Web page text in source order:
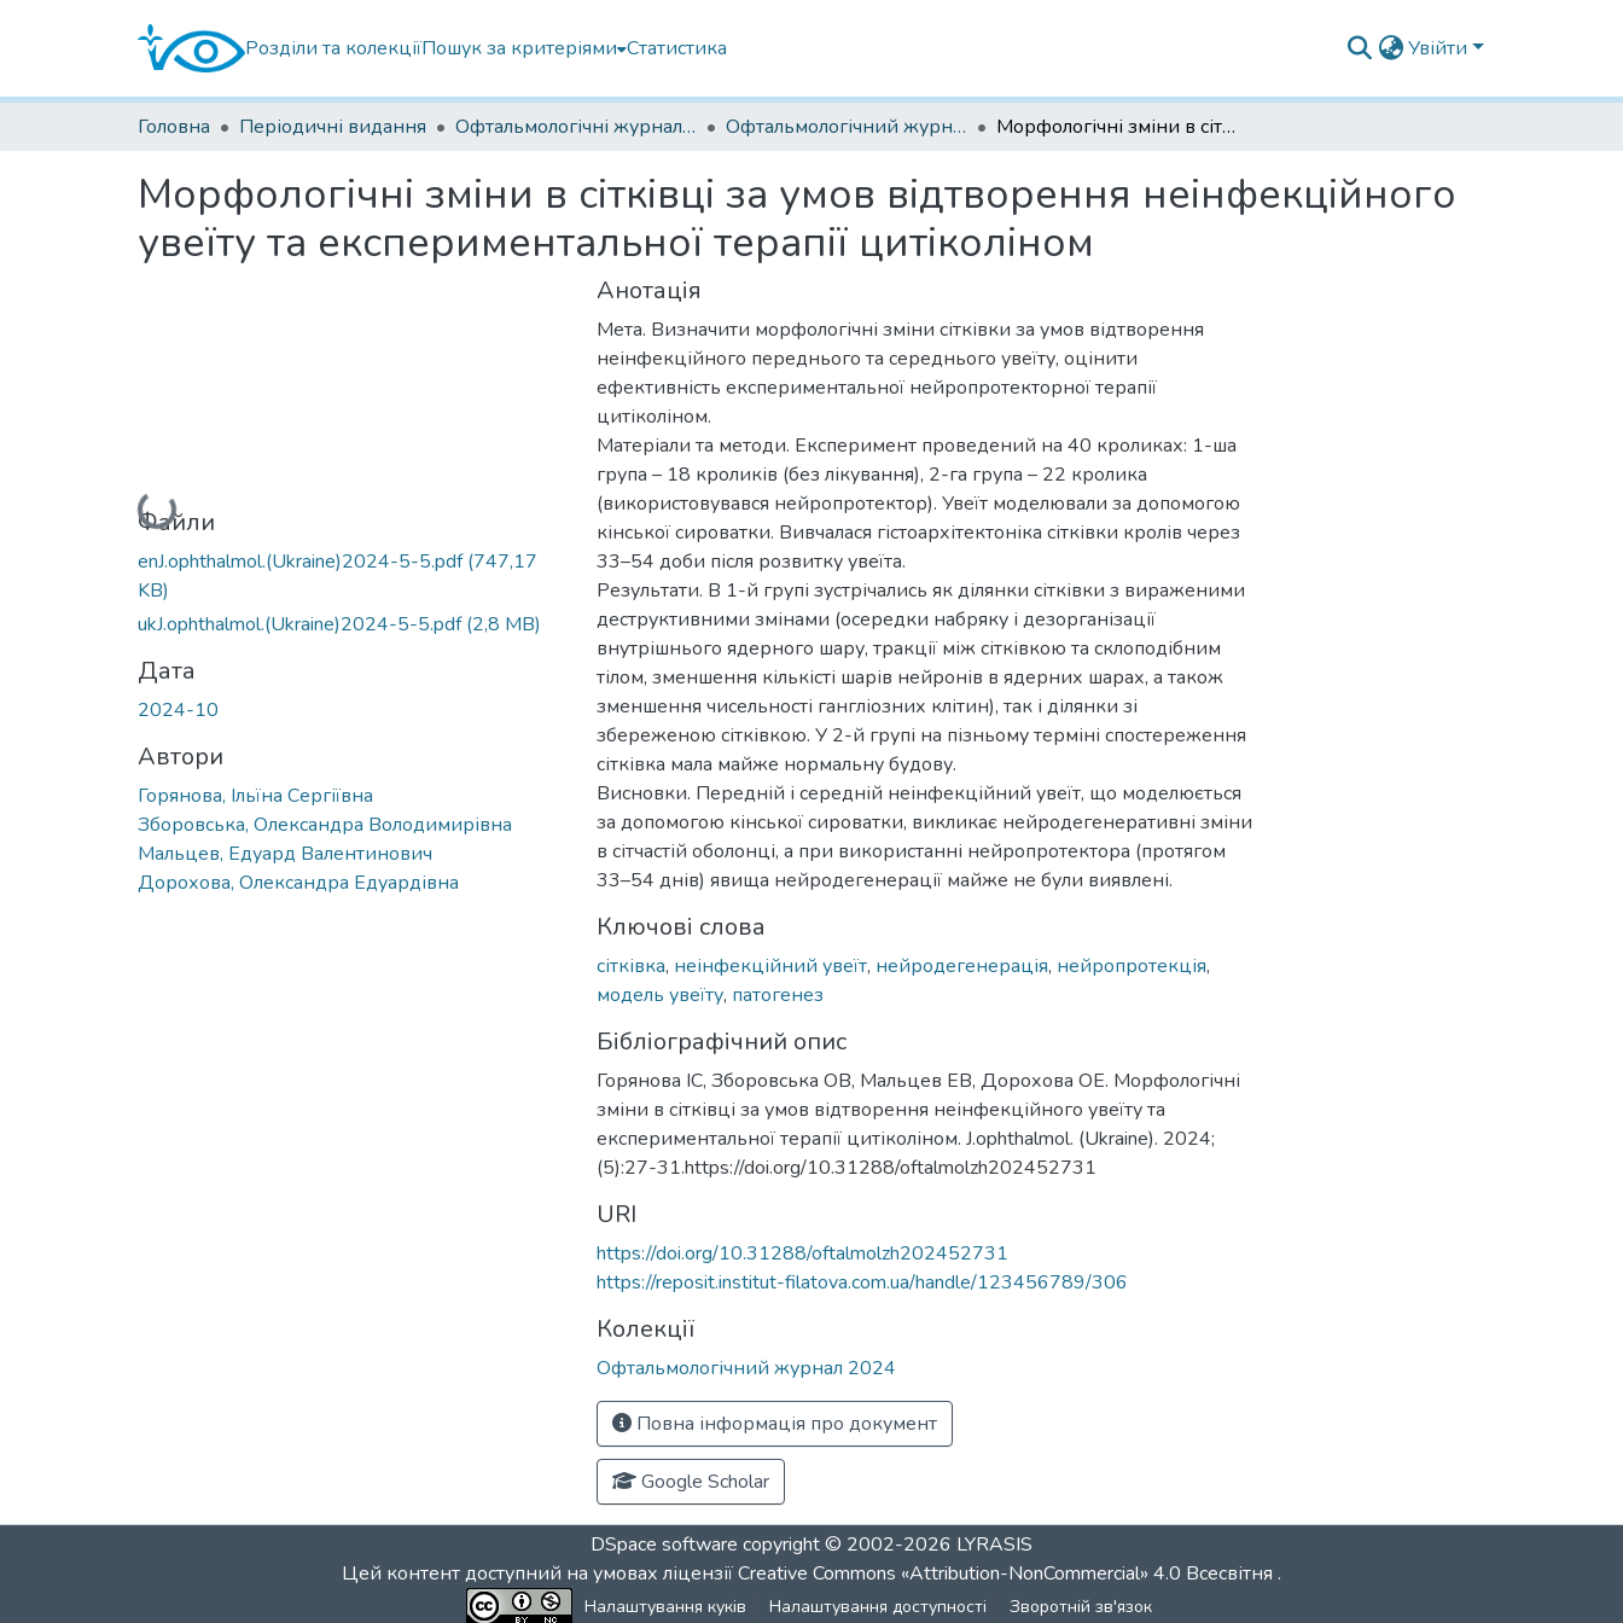
Розділи та колекціїПошук за критеріями Статистика Увійти
Головна Періодичні видання Офтальмологічні журнали українські Офтальмологічний журнал 2024 Морфологічні зміни в сітківці за умов відтворення неінфекційного увеїту та експериментальної терапії цитіколіном
Морфологічні зміни в сітківці за умов відтворення неінфекційного
увеїту та експериментальної терапії цитіколіном
Вантажиться...
Файли
enJ.ophthalmol.(Ukraine)2024-5-5.pdf(747,17
KB)
ukJ.ophthalmol.(Ukraine)2024-5-5.pdf(2,8 MB)
Дата
2024-10
Автори
Горянова, Ільїна Сергіївна
Зборовська, Олександра Володимирівна
Мальцев, Едуард Валентинович
Дорохова, Олександра Едуардівна
Анотація
Мета. Визначити морфологічні зміни сітківки за умов відтворення
неінфекційного переднього та середнього увеїту, оцінити
ефективність експериментальної нейропротекторної терапії
цитіколіном.
Матеріали та методи. Експеримент проведений на 40 кроликах: 1-ша
група – 18 кроликів (без лікування), 2-га група – 22 кролика
(використовувався нейропротектор). Увеїт моделювали за допомогою
кінської сироватки. Вивчалася гістоархітектоніка сітківки кролів через
33–54 доби після розвитку увеїта.
Результати. В 1-й групі зустрічались як ділянки сітківки з вираженими
деструктивними змінами (осередки набряку і дезорганізації
внутрішнього ядерного шару, тракції між сітківкою та склоподібним
тілом, зменшення кількісті шарів нейронів в ядерних шарах, а також
зменшення чисельності гангліозних клітин), так і ділянки зі
збереженою сітківкою. У 2-й групі на пізньому терміні спостереження
сітківка мала майже нормальну будову.
Висновки. Передній і середній неінфекційний увеїт, що моделюється
за допомогою кінської сироватки, викликає нейродегенеративні зміни
в сітчастій оболонці, а при використанні нейропротектора (протягом
33–54 днів) явища нейродегенерації майже не були виявлені.
Ключові слова
сітківка, неінфекційний увеїт, нейродегенерація, нейропротекція,
модель увеїту, патогенез
Бібліографічний опис
Горянова ІС, Зборовська ОВ, Мальцев ЕВ, Дорохова ОЕ. Морфологічні
зміни в сітківці за умов відтворення неінфекційного увеїту та
експериментальної терапії цитіколіном. J.ophthalmol. (Ukraine). 2024;
(5):27-31.https://doi.org/10.31288/oftalmolzh202452731
URI
https://doi.org/10.31288/oftalmolzh202452731
https://reposit.institut-filatova.com.ua/handle/123456789/306
Колекції
Офтальмологічний журнал 2024
Повна інформація про документ
Google Scholar
DSpace software copyright © 2002-2026 LYRASIS
Цей контент доступний на умовах ліцензіїCreative Commons «Attribution-NonCommercial» 4.0 Всесвітня .
Налаштування куків Налаштування доступності Зворотній зв'язок